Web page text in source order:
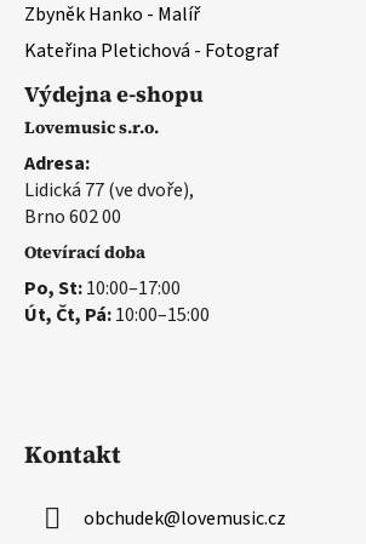
Zbyněk Hanko - Malíř
Kateřina Pletichová - Fotograf
Výdejna e-shopu
Lovemusic s.r.o.
Adresa:
Lidická 77 (ve dvoře),
Brno 602 00
Otevírací doba
Po, St:10:00–17:00
Út, Čt, Pá:10:00–15:00
Kontakt
obchudek@lovemusic.cz